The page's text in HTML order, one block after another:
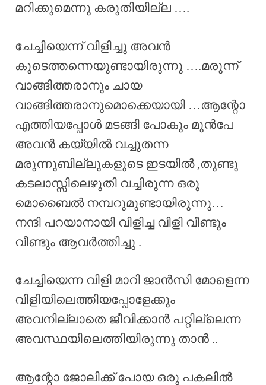
മറിക്കുമെന്നു കരുതിയില്ല ….
ചേച്ചിയെന്ന് വിളിച്ചു അവൻ
കൂടെത്തന്നെയുണ്ടായിരുന്നു ….മരുന്ന്
വാങ്ങിത്തരാനും ചായ
വാങ്ങിത്തരാനുമൊക്കെയായി …ആന്റോ
എത്തിയപ്പോൾ മടങ്ങി പോകും മുൻപേ
അവൻ കയ്യിൽ വച്ചുതന്ന
മരുന്നുബില്ലുകളുടെ ഇടയിൽ ,തുണ്ടു
കടലാസ്സിലെഴുതി വച്ചിരുന്ന ഒരു
മൊബൈൽ നമ്പറുമുണ്ടായിരുന്നു…
നന്ദി പറയാനായി വിളിച്ച വിളി വീണ്ടും
വീണ്ടും ആവർത്തിച്ചു .
ചേച്ചിയെന്ന വിളി മാറി ജാൻസി മോളെന്ന
വിളിയിലെത്തിയപ്പോളേക്കും
അവനില്ലാതെ ജീവിക്കാൻ പറ്റില്ലെന്ന
അവസ്ഥയിലെത്തിയിരുന്നു താൻ ..
ആന്റോ ജോലിക്ക് പോയ ഒരു പകലിൽ